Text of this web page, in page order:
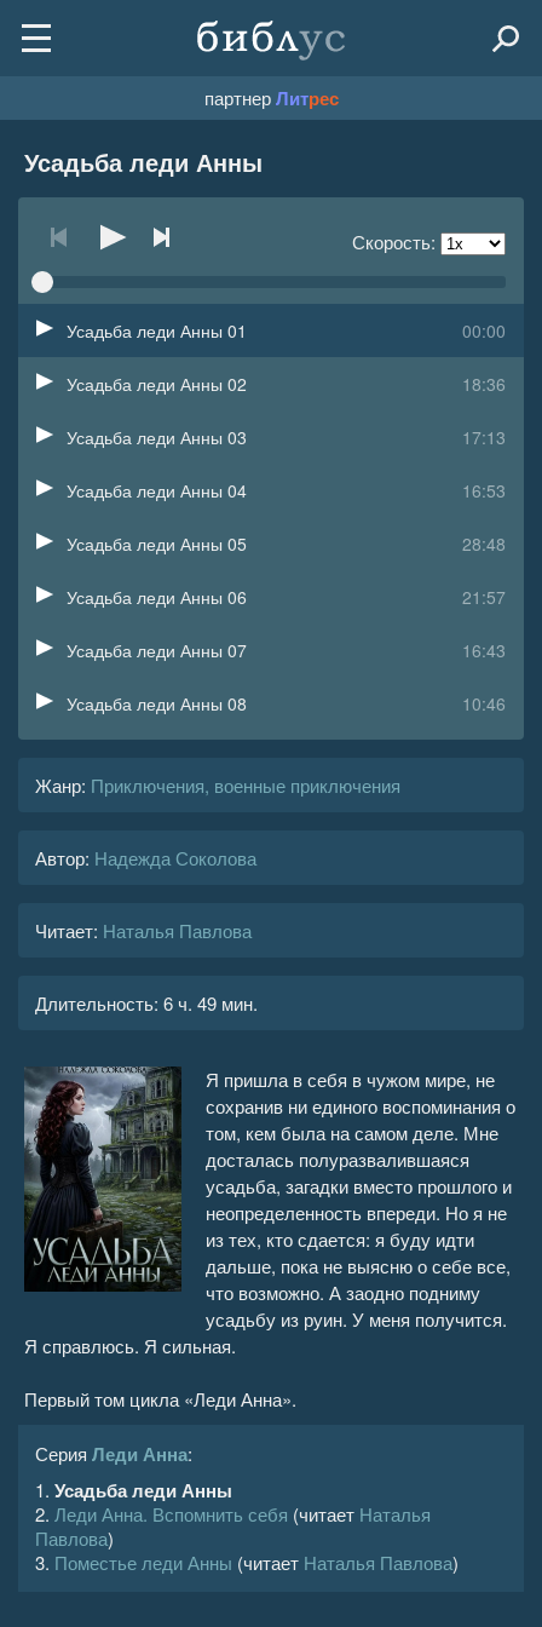
партнерЛитрес
Усадьба леди Анны
Скорость:
00:00
Усадьба леди Анны 01
18:36
Усадьба леди Анны 02
17:13
Усадьба леди Анны 03
16:53
Усадьба леди Анны 04
28:48
Усадьба леди Анны 05
21:57
Усадьба леди Анны 06
16:43
Усадьба леди Анны 07
10:46
Усадьба леди Анны 08
Усадьба леди Анны 11
08:04
Усадьба леди Анны 15
09:36
Усадьба леди Анны 16
06:32
Усадьба леди Анны 17
07:45
Усадьба леди Анны 18
12:52
Усадьба леди Анны 19
Усадьба леди Анны 20
Усадьба леди Анны 21
Усадьба леди Анны 22
Усадьба леди Анны 23
Усадьба леди Анны 24
Жанр: Приключения, военные приключения
Автор: Надежда Соколова
Читает: Наталья Павлова
Длительность: 6 ч. 49 мин.
Я пришла в себя в чужом мире, не
сохранив ни единого воспоминания о
том, кем была на самом деле. Мне
досталась полуразвалившаяся
усадьба, загадки вместо прошлого и
неопределенность впереди. Но я не
из тех, кто сдается: я буду идти
дальше, пока не выясню о себе все,
что возможно. А заодно подниму
усадьбу из руин. У меня получится.
Я справлюсь. Я сильная.
Первый том цикла «Леди Анна».
Серия Леди Анна:
1. Усадьба леди Анны
2. Леди Анна. Вспомнить себя (читает Наталья
Павлова)
3. Поместье леди Анны (читает Наталья Павлова)